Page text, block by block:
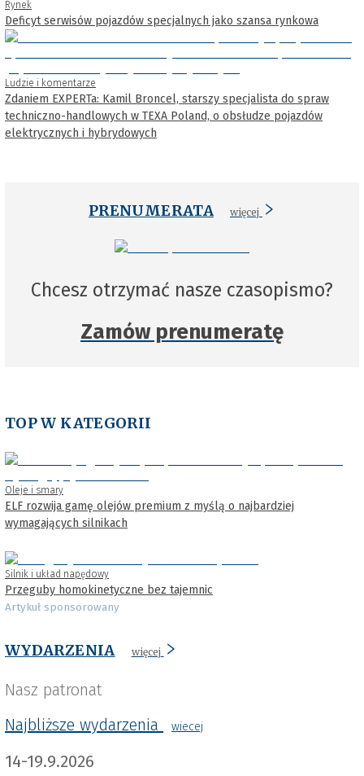
Rynek
Deficyt serwisów pojazdów specjalnych jako szansa rynkowa
Ludzie i komentarze
Zdaniem EXPERTa: Kamil Broncel, starszy specjalista do spraw
techniczno-handlowych w TEXA Poland, o obsłudze pojazdów
elektrycznych i hybrydowych
PRENUMERATA więcej
Chcesz otrzymać nasze czasopismo?
Zamów prenumeratę
TOP W KATEGORII
Oleje i smary
ELF rozwija gamę olejów premium z myślą o najbardziej
wymagających silnikach
Silnik i układ napędowy
Przeguby homokinetyczne bez tajemnic
Artykuł sponsorowany
WYDARZENIA więcej
Nasz patronat
Najbliższe wydarzenia
wiecej
14-19.9.2026